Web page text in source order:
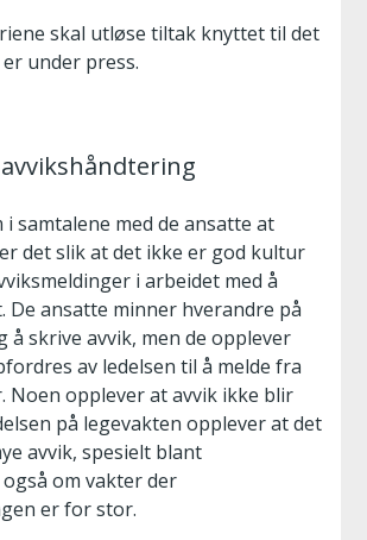
skal utløse tiltak knyttet til det
under press.
samtalene med de ansatte at
det slik at det ikke er god kultur
i arbeidet med å
De ansatte minner hverandre på
å skrive avvik, men de opplever
av ledelsen til å melde fra
Noen opplever at avvik ikke blir
på legevakten opplever at det
avvik, spesielt blant
om vakter der
er for stor.